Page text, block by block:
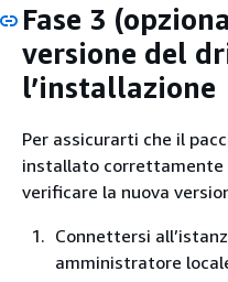
Fase 3
versione del
l’installazione
Per assicurarti che il
installato correttamente
verificare la nuova
Connettersi
amministratore